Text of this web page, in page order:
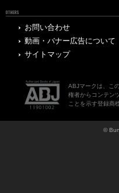
OTHERS
お問い合わせ
動画・バナー広告について
サイトマップ
ABJマークは、こ
権者からコンテン
ことを示す登録商
©